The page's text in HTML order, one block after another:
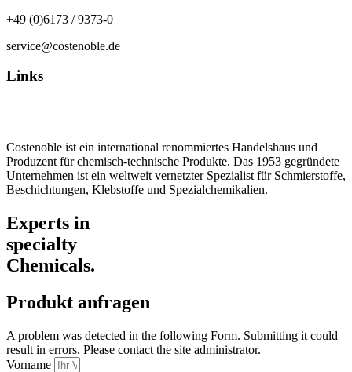
+49 (0)6173 / 9373-0
service@costenoble.de
Links
Costenoble ist ein international renommiertes Handelshaus und
Produzent für chemisch-technische Produkte. Das 1953 gegründete
Unternehmen ist ein weltweit vernetzter Spezialist für Schmierstoffe,
Beschichtungen, Klebstoffe und Spezialchemikalien.
Experts in
specialty
Chemicals.
Produkt anfragen
A problem was detected in the following Form. Submitting it could
result in errors. Please contact the site administrator.
Vorname